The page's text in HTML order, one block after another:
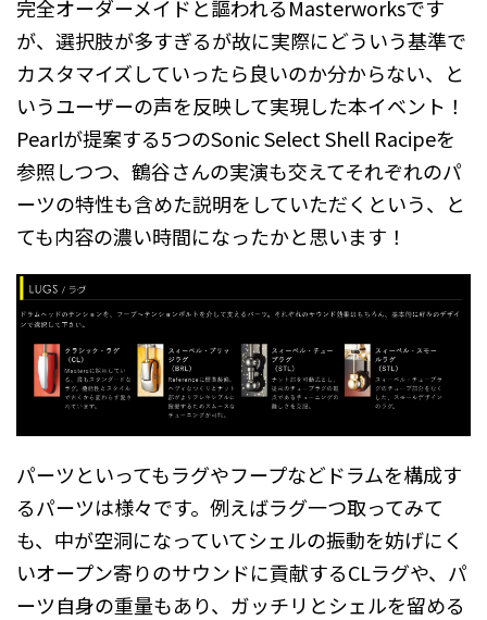
完全オーダーメイドと謳われるMasterworksです
が、選択肢が多すぎるが故に実際にどういう基準で
カスタマイズしていったら良いのか分からない、と
いうユーザーの声を反映して実現した本イベント！
Pearlが提案する5つのSonic Select Shell Racipeを
参照しつつ、鶴谷さんの実演も交えてそれぞれのパ
ーツの特性も含めた説明をしていただくという、と
ても内容の濃い時間になったかと思います！
パーツといってもラグやフープなどドラムを構成す
るパーツは様々です。例えばラグ一つ取ってみて
も、中が空洞になっていてシェルの振動を妨げにく
いオープン寄りのサウンドに貢献するCLラグや、パ
ーツ自身の重量もあり、ガッチリとシェルを留める